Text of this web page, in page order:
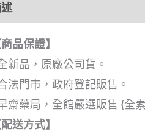
商品保證】
新品，原廠公司貨。
法門市，政府登記販售。
齋藥局，全館嚴選販售 {全
配送方式】